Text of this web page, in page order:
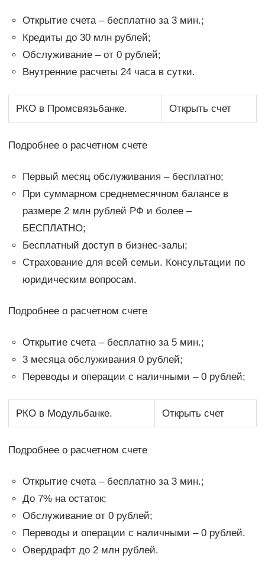
Открытие счета – бесплатно за 3 мин.;
Кредиты до 30 млн рублей;
Обслуживание – от 0 рублей;
Внутренние расчеты 24 часа в сутки.
РКО в Промсвязьбанке. Открыть счет
Подробнее о расчетном счете
Первый месяц обслуживания – бесплатно;
При суммарном среднемесячном балансе в
размере 2 млн рублей РФ и более –
БЕСПЛАТНО;
Бесплатный доступ в бизнес-залы;
Страхование для всей семьи. Консультации по
юридическим вопросам.
Подробнее о расчетном счете
Открытие счета – бесплатно за 5 мин.;
3 месяца обслуживания 0 рублей;
Переводы и операции с наличными – 0 рублей;
РКО в Модульбанке. Открыть счет
Подробнее о расчетном счете
Открытие счета – бесплатно за 3 мин.;
До 7% на остаток;
Обслуживание от 0 рублей;
Переводы и операции с наличными – 0 рублей.
Овердрафт до 2 млн рублей.